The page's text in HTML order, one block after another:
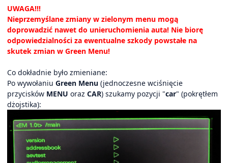
UWAGA!!!
Nieprzemyślane zmiany w zielonym menu mogą
doprowadzić nawet do unieruchomienia auta! Nie biorę
odpowiedzialności za ewentualne szkody powstałe na
skutek zmian w Green Menu!
Co dokładnie było zmieniane:
Po wywołaniu Green Menu (jednoczesne wciśnięcie
przycisków MENU oraz CAR) szukamy pozycji "car" (pokrętłem
dżojstika):